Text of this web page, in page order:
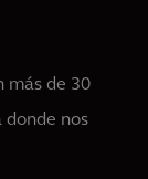
más de 30
donde nos